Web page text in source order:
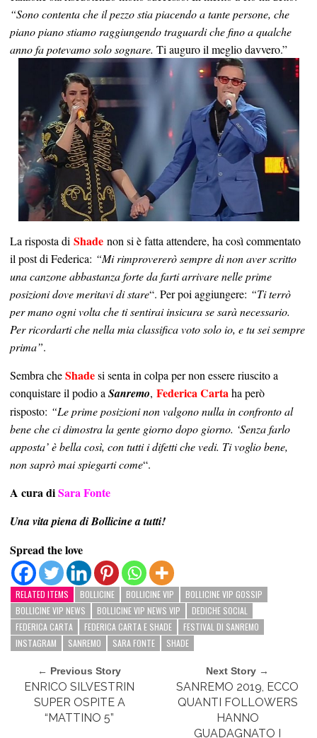
“Sono contenta che il pezzo stia piacendo a tante persone, che
piano piano stiamo raggiungendo traguardi che fino a qualche
anno fa potevamo solo sognare. Ti auguro il meglio davvero.”
La risposta di Shade non si è fatta attendere, ha così commentato
il post di Federica: “Mi rimprovererò sempre di non aver scritto
una canzone abbastanza forte da farti arrivare nelle prime
posizioni dove meritavi di stare“. Per poi aggiungere: “Ti terrò
per mano ogni volta che ti sentirai insicura se sarà necessario.
Per ricordarti che nella mia classifica voto solo io, e tu sei sempre
prima”.
Sembra cheShadesi senta in colpa per non essere riuscito a
conquistare il podio a Sanremo, Federica Cartaha però
risposto: “Le prime posizioni non valgono nulla in confronto al
bene che ci dimostra la gente giorno dopo giorno. ‘Senza farlo
apposta’ è bella così, con tutti i difetti che vedi. Ti voglio bene,
non saprò mai spiegarti come“.
A cura diSara Fonte
Una vita piena di Bollicine a tutti!
Spread the love
RELATED ITEMS BOLLICINE BOLLICINE VIP
BOLLICINE VIP GOSSIP
BOLLICINE VIP NEWS
BOLLICINE VIP NEWS VIP
DEDICHE SOCIAL
FEDERICA CARTA
FEDERICA CARTA E SHADE
FESTIVAL DI SANREMO
INSTAGRAM
SANREMO SARA FONTE SHADE
← Previous Story
ENRICO SILVESTRIN
SUPER OSPITE A
“MATTINO 5”
Next Story →
SANREMO 2019, ECCO
QUANTI FOLLOWERS
HANNO
GUADAGNATO I